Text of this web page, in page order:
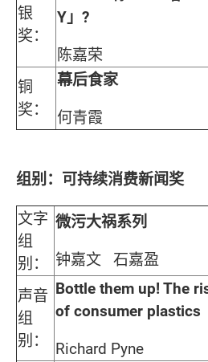
银
奖：
Y」?
陈嘉荣
铜
奖：
幕后食家
何青霞
组别：可持续消费新闻奖
文字
组
别：
微污大祸系列
钟嘉文 石嘉盈
声音
组
别：
Bottle them up! The
of consumer plastics
Richard Pyne